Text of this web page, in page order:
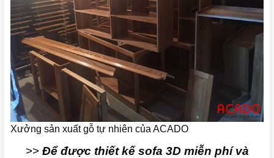
Xưởng sản xuất gỗ tự nhiên của ACADO
>>Để được thiết kế sofa 3D miễn phí và